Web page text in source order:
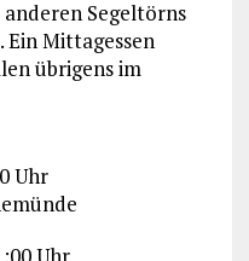
Segeltörns
Mittagessen
übrigens im
Uhr
Uhr